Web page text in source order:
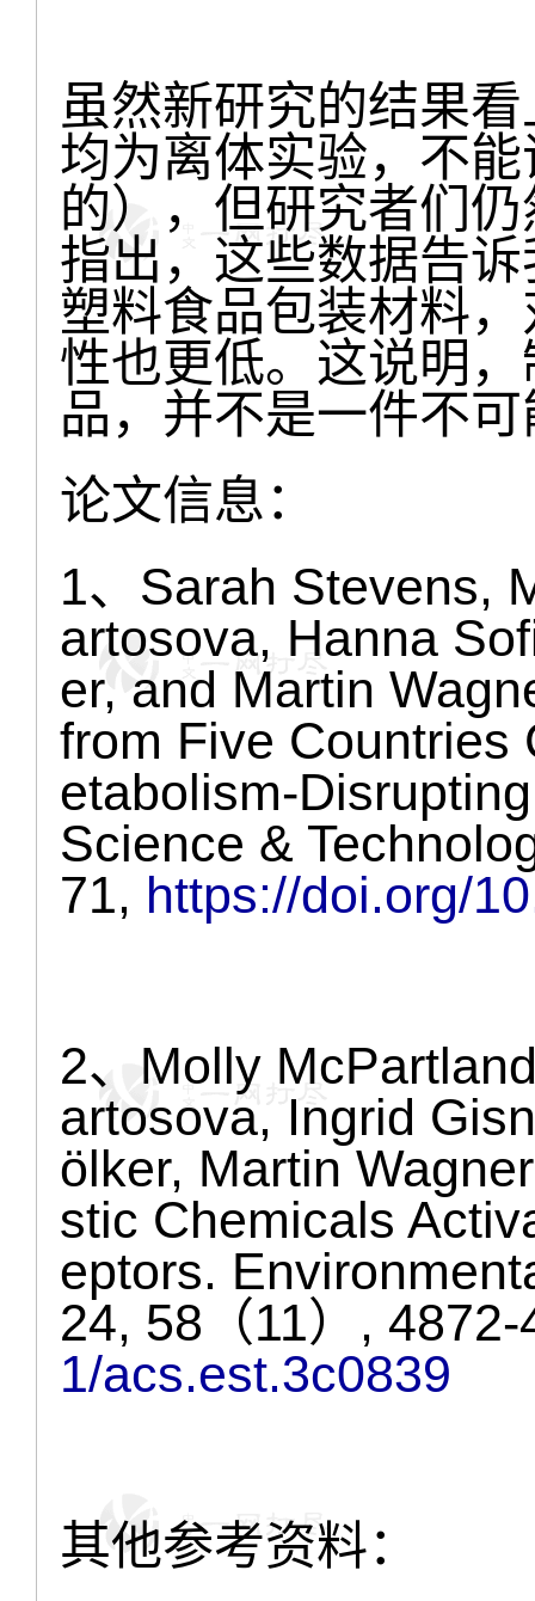
虽然新研究的结果
均为离体实验，不
的），但研究者们
指出，这些数据告
塑料食品包装材料
性也更低。这说明
品，并不是一件不
论文信息：
1、Sarah Stevens,
artosova, Hanna
er, and Martin
from Five Countries
etabolism-
Science &
71, https://doi.org/
2、Molly
artosova, Ingrid
ölker, Martin
stic Chemicals
eptors.
24, 58（11）,
1/acs.est.3c0839
其他参考资料：